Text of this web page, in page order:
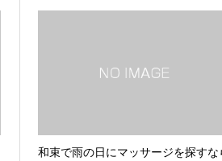
和束で雨の日にマッサージを探すな